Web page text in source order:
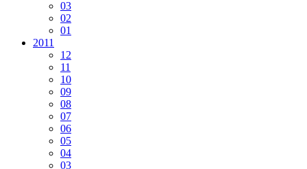
03
02
01
2011
12
11
10
09
08
07
06
05
04
03